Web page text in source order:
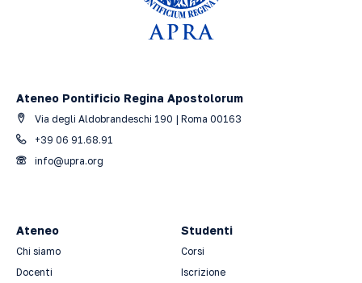
Ateneo Pontificio Regina Apostolorum
Via degli Aldobrandeschi 190 | Roma 00163
+39 06 91.68.91
info@upra.org
Ateneo
Chi siamo
Docenti
Studenti
Corsi
Iscrizione